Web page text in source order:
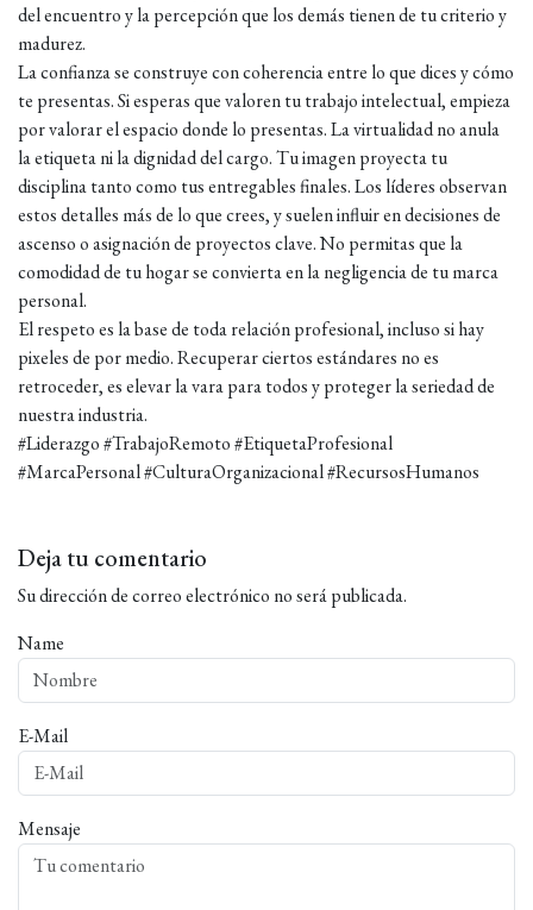
del encuentro y la percepción que los demás tienen de tu criterio y
madurez.
La confianza se construye con coherencia entre lo que dices y cómo
te presentas. Si esperas que valoren tu trabajo intelectual, empieza
por valorar el espacio donde lo presentas. La virtualidad no anula
la etiqueta ni la dignidad del cargo. Tu imagen proyecta tu
disciplina tanto como tus entregables finales. Los líderes observan
estos detalles más de lo que crees, y suelen influir en decisiones de
ascenso o asignación de proyectos clave. No permitas que la
comodidad de tu hogar se convierta en la negligencia de tu marca
personal.
El respeto es la base de toda relación profesional, incluso si hay
pixeles de por medio. Recuperar ciertos estándares no es
retroceder, es elevar la vara para todos y proteger la seriedad de
nuestra industria.
#Liderazgo #TrabajoRemoto #EtiquetaProfesional
#MarcaPersonal #CulturaOrganizacional #RecursosHumanos
Deja tu comentario
Su dirección de correo electrónico no será publicada.
Name
E-Mail
Mensaje